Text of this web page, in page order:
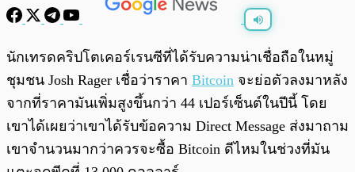
พร้อมเล่น 0:00/0:00
นักเทรดคริปโตเคอร์เรนซีที่ได้รับความน่าเชื่อถือในหมู่
ชุมชน Josh Rager เชื่อว่าราคา Bitcoin จะย่อตัวลงมาหลัง
จากที่ราคามันเพิ่มสูงขึ้นกว่า 44 เปอร์เซ็นต์ในปีนี้ โดย
เขาได้เผยว่าเขาได้รับข้อความ Direct Message ส่งมาถาม
เขาจำนวนมากว่าควรจะซื้อ Bitcoin ดีไหมในช่วงที่มัน